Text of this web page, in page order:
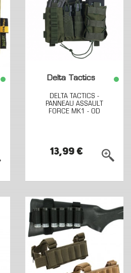
Delta Tactics
DELTA TACTICS -
PANNEAU ASSAULT
FORCE MK1 - OD
13,99 €